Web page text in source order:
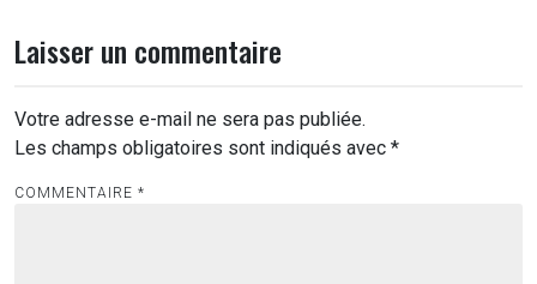
Laisser un commentaire
Votre adresse e-mail ne sera pas publiée.
Les champs obligatoires sont indiqués avec *
COMMENTAIRE *